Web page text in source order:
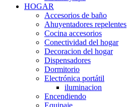
HOGAR
Accesorios de baño
Ahuyentadores repelentes
Cocina accesorios
Conectividad del hogar
Decoracion del hogar
Dispensadores
Dormitorio
Electrónica portátil
iluminacion
Encendiendo